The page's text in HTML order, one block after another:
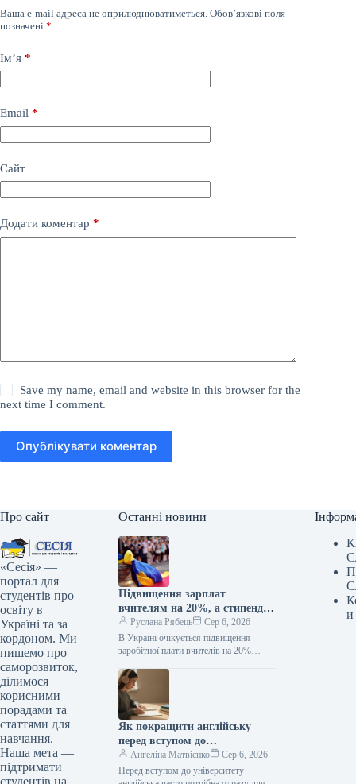
Ваша e-mail адреса не оприлюднюватиметься. Обов’язкові поля
позначені *
Ім’я *
Email *
Сайт
Додати коментар *
Save my name, email and website in this browser for the
next time I comment.
Опублікувати коментар
Про сайт
«Сесія» —
портал для
студентів про
освіту в
Україні та за
кордоном. Ми
пишемо про
саморозвиток,
ділимося
корисними
порадами та
статтями для
навчання.
Наша мета —
підтримати
студентів на
Останні новини
Підвищення зарплат
вчителям на 20%, а стипендій
— у два рази: коли очікувати
покращення
Руслана Рябець
Сер 6, 2026
В Україні очікується підвищення
заробітної плати вчителів на 20%
Несподіванка для вчителів
та студентів: як зміняться зарплати
освітян і стипендії з 1 вересня /…
Як покращити англійську
перед вступом до
університету: реалістичний
план підготовки
Ангеліна Матвієнко
Сер 6, 2026
Перед вступом до університету
и